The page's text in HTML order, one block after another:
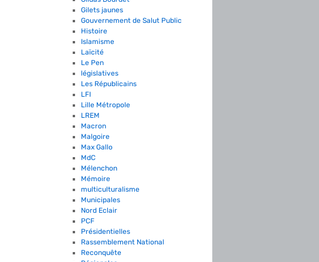
Gilets jaunes
Gouvernement de Salut Public
Histoire
Islamisme
Laïcité
Le Pen
législatives
Les Républicains
LFI
Lille Métropole
LREM
Macron
Malgoire
Max Gallo
MdC
Mélenchon
Mémoire
multiculturalisme
Municipales
Nord Eclair
PCF
Présidentielles
Rassemblement National
Reconquête